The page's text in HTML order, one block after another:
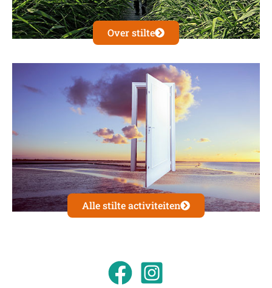
Over stilte
Alle stilte activiteiten